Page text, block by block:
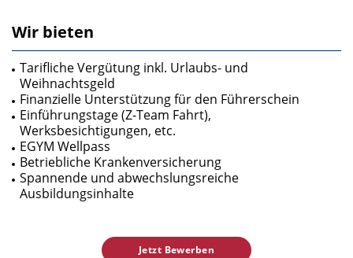
Wir bieten
Tarifliche Vergütung inkl. Urlaubs- und
Weihnachtsgeld
Finanzielle Unterstützung für den Führerschein
Einführungstage (Z-Team Fahrt),
Werksbesichtigungen, etc.
EGYM Wellpass
Betriebliche Krankenversicherung
Spannende und abwechslungsreiche
Ausbildungsinhalte
Jetzt Bewerben